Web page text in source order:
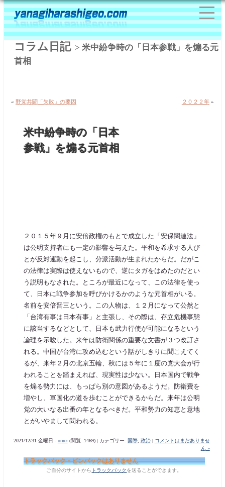
コラム日記> 米中紛争時の「日本参戦」を煽る元
首相
«野党共闘「失敗」の要因 ２０２２年»
米中紛争時の「日本
参戦」を煽る元首相
２０１５年９月に安倍政権のもとで成立した「安保関連法」
は公明支持者にも一定の影響を与えた。平和を希求する人び
とが反対運動を起こし、分派活動が生まれたからだ。だがこ
の法律は実際は使えないもので、逆にタガをはめたのだとい
う説明もなされた。ところが最近になって、この法律を使っ
て、日本に戦争参加を呼びかけるかのような元首相がいる。
名前を安倍晋三という。この人物は、１２月になって公然と
「台湾有事は日本有事」と主張し、その際は、存立危機事態
に該当するなどとして、日本も武力行使が可能になるという
論理を示唆した。来年は防衛関係の重要な文書が３つ改訂さ
れる。中国が台湾に攻め込むという話がしきりに聞こえてく
るが、来年２月の北京五輪、秋には５年に１度の党大会が行
われることを踏まえれば、現実性は少ない。日本国内で戦争
を煽る勢力には、もっぱら別の意図があるようだ。防衛費を
増やし、軍国化の道を歩むことができるからだ。来年は公明
党の大いなる出番の年となるべきだ。平和勢力の知恵と意地
とがいやまして問われる。
2021/12/31 金曜日 - orner(閲覧 :1469) | カテゴリー: 国際, 政治|
コメントはまだありませ
ん »
トラックバック・ピンバックはありません
ご自分のサイトから トラックバック を送ることができます。